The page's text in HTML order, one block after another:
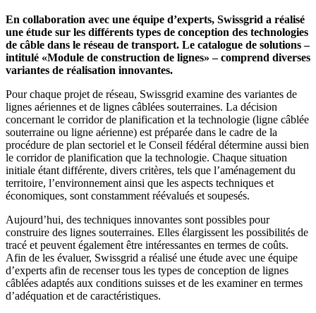
En collaboration avec une équipe d’experts, Swissgrid a réalisé
une étude sur les différents types de conception des technologies
de câble dans le réseau de transport. Le catalogue de solutions –
intitulé «Module de construction de lignes» – comprend diverses
variantes de réalisation innovantes.
Pour chaque projet de réseau, Swissgrid examine des variantes de
lignes aériennes et de lignes câblées souterraines. La décision
concernant le corridor de planification et la technologie (ligne câblée
souterraine ou ligne aérienne) est préparée dans le cadre de la
procédure de plan sectoriel et le Conseil fédéral détermine aussi bien
le corridor de planification que la technologie. Chaque situation
initiale étant différente, divers critères, tels que l’aménagement du
territoire, l’environnement ainsi que les aspects techniques et
économiques, sont constamment réévalués et soupesés.
Aujourd’hui, des techniques innovantes sont possibles pour
construire des lignes souterraines. Elles élargissent les possibilités de
tracé et peuvent également être intéressantes en termes de coûts.
Afin de les évaluer, Swissgrid a réalisé une étude avec une équipe
d’experts afin de recenser tous les types de conception de lignes
câblées adaptés aux conditions suisses et de les examiner en termes
d’adéquation et de caractéristiques.